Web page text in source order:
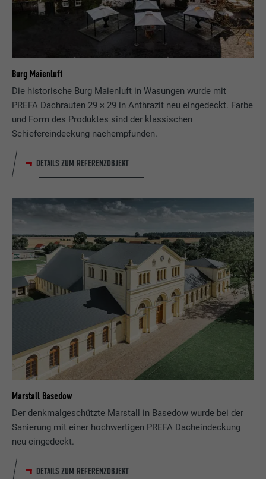
Burg Maienluft
Die historische Burg Maienluft in Wasungen wurde mit
PREFA Dachrauten 29 × 29 in Anthrazit neu eingedeckt. Farbe
und Form des Produktes sind der klassischen
Schiefereindeckung nachempfunden.
DETAILS ZUM REFERENZOBJEKT
Marstall Basedow
Der denkmalgeschützte Marstall in Basedow wurde bei der
Sanierung mit einer hochwertigen PREFA Dacheindeckung
neu eingedeckt.
DETAILS ZUM REFERENZOBJEKT